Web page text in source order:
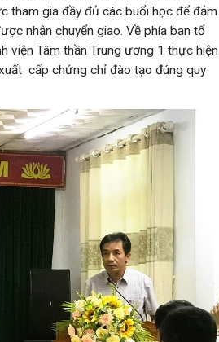
tham gia đầy đủ các buổi học để đảm
nhận chuyển giao. Về phía ban tổ
viện Tâm thần Trung ương 1 thực hiện
cấp chứng chỉ đào tạo đúng quy